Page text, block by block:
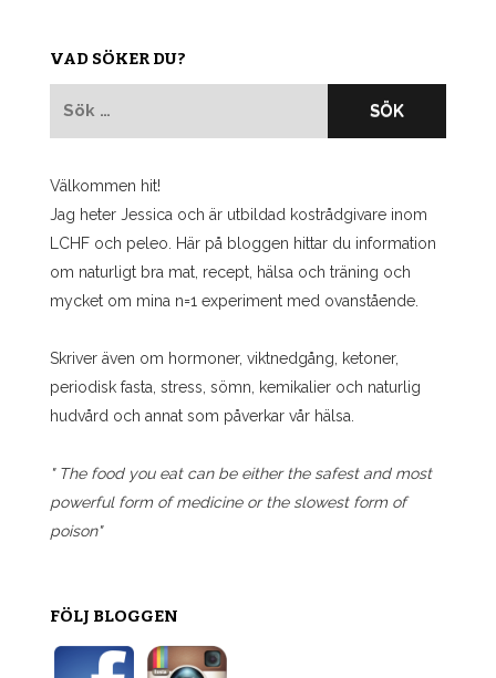
VAD SÖKER DU?
Välkommen hit!
Jag heter Jessica och är utbildad kostrådgivare inom
LCHF och peleo. Här på bloggen hittar du information
om naturligt bra mat, recept, hälsa och träning och
mycket om mina n=1 experiment med ovanstående.
Skriver även om hormoner, viktnedgång, ketoner,
periodisk fasta, stress, sömn, kemikalier och naturlig
hudvård och annat som påverkar vår hälsa.
" The food you eat can be either the safest and most
powerful form of medicine or the slowest form of
poison"
FÖLJ BLOGGEN